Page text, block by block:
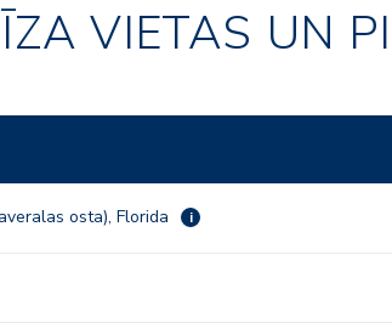
VIETAS UN
osta), Florida i